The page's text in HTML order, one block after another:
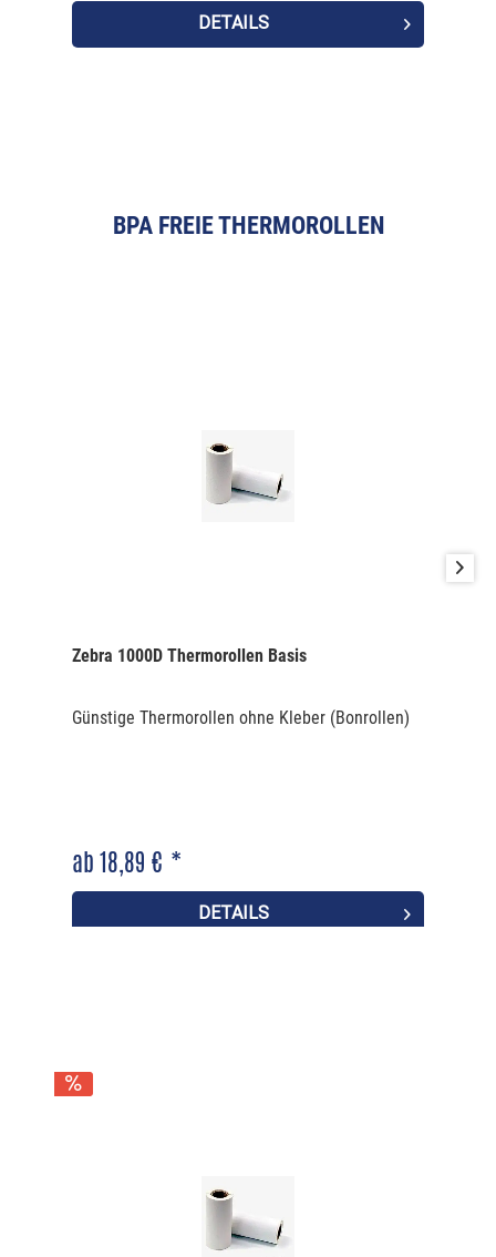
DETAILS
BPA FREIE THERMOROLLEN
Zebra 1000D Thermorollen Basis
Günstige Thermorollen ohne Kleber (Bonrollen)
ab 18,89 € *
DETAILS